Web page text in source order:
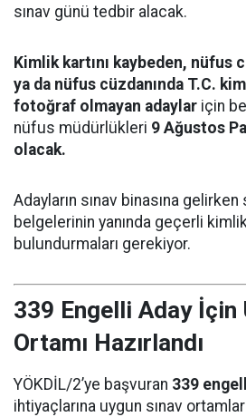
sınav günü tedbir alacak.
Kimlik kartını kaybeden, nüfus
ya da nüfus cüzdanında T.C.
fotoğraf olmayan adaylar için
nüfus müdürlükleri 9 Ağustos
olacak.
Adayların sınav binasına gelirken
belgelerinin yanında geçerli
bulundurmaları gerekiyor.
339 Engelli Aday İçin
Ortamı Hazırlandı
YÖKDİL/2’ye başvuran 339
ihtiyaçlarına uygun sınav